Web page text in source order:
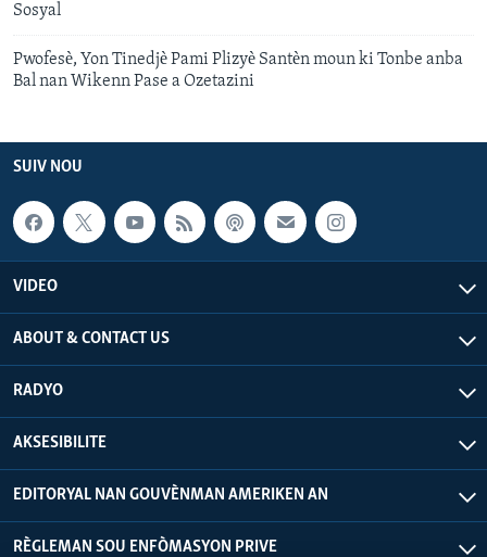
Sosyal
Pwofesѐ, Yon Tinedjѐ Pami Plizyѐ Santѐn moun ki Tonbe anba
Bal nan Wikenn Pase a Ozetazini
SUIV NOU
VIDEO
ABOUT & CONTACT US
RADYO
AKSESIBILITE
EDITORYAL NAN GOUVÈNMAN AMERIKEN AN
RÈGLEMAN SOU ENFÒMASYON PRIVE